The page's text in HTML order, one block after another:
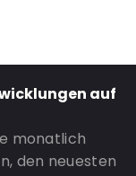
auf
monatlich
den neuesten